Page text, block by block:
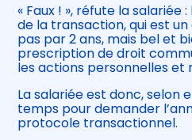
« Faux ! », réfute la salariée
de la transaction, qui est
pas par 2 ans, mais bel et
prescription de droit
les actions personnelles et
La salariée est donc, selon
temps pour demander
protocole transactionnel.